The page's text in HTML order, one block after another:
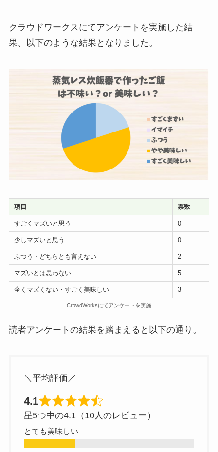
クラウドワークスにてアンケートを実施した結
果、以下のような結果となりました。
項目 票数
すごくマズいと思う 0
少しマズいと思う 0
ふつう・どちらとも言えない 2
マズいとは思わない 5
全くマズくない・すごく美味しい 3
CrowdWorksにてアンケートを実施
読者アンケートの結果を踏まえると以下の通り。
＼平均評価／
4.1
星5つ中の4.1（10人のレビュー）
とても美味しい